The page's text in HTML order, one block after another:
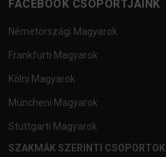
FACEBOOK CSOPORTJAINK
Németországi Magyarok
Frankfurti Magyarok
Kölni Magyarok
Müncheni Magyarok
Stuttgarti Magyarok
SZAKMÁK SZERINTI CSOPORTOK